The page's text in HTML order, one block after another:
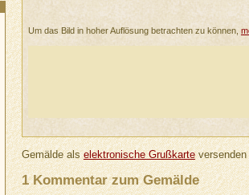
Um das Bild in hoher Auflösung betrachten zu können,
Gemälde alselektronische Grußkarte
1 Kommentar zum Gemälde